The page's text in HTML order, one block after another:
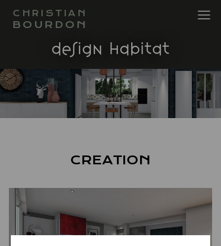
CHRISTIAN
BOURDON
design habitat
CREATION